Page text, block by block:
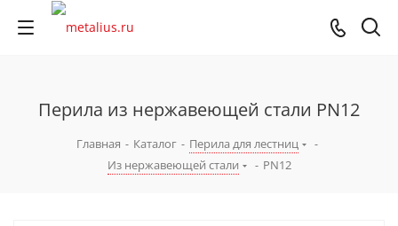
Перила из нержавеющей стали PN12
Главная - Каталог - Перила для лестниц
-
Из нержавеющей стали
- PN12